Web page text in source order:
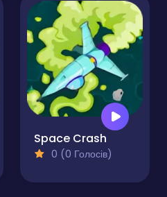
Space Crash
0 (0 Голосів)